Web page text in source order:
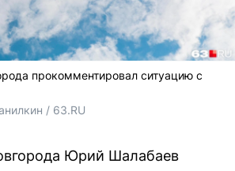
прокомментировал ситуацию с
/ 63.RU
Юрий Шалабаев